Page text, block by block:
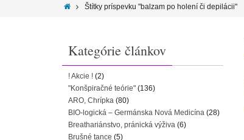
Štítky príspevku "balzam po holení či depilácii"
Kategórie článkov
! Akcie ! (2)
"Konšpiračné teórie" (136)
ARO, Chrípka (80)
BIO-logická – Germánska Nová Medicína (28)
Breathariánstvo, pránická výživa (6)
Brušné tance (5)